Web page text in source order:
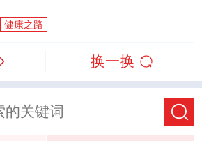
健康之路
换一换